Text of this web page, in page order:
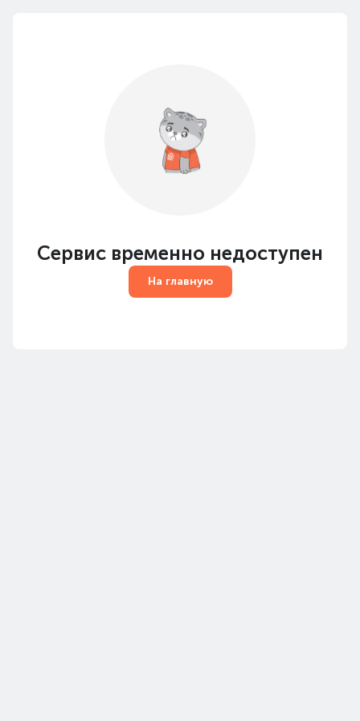
Сервис временно недоступен
На главную